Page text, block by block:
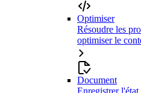
Optimiser
Résoudre les
optimiser le
Document